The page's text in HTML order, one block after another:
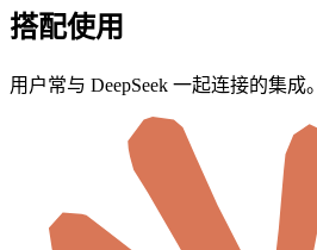
搭配使用
用户常与 DeepSeek 一起连接的集成。